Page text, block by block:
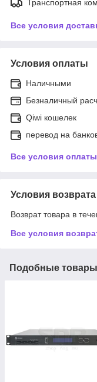
Транспортная
Все условия
Условия оплаты
Наличными
Безналичный
Qiwi кошелек
перевод на
Все условия оплаты
Условия возврата
Возврат товара в
Все условия
Подобные